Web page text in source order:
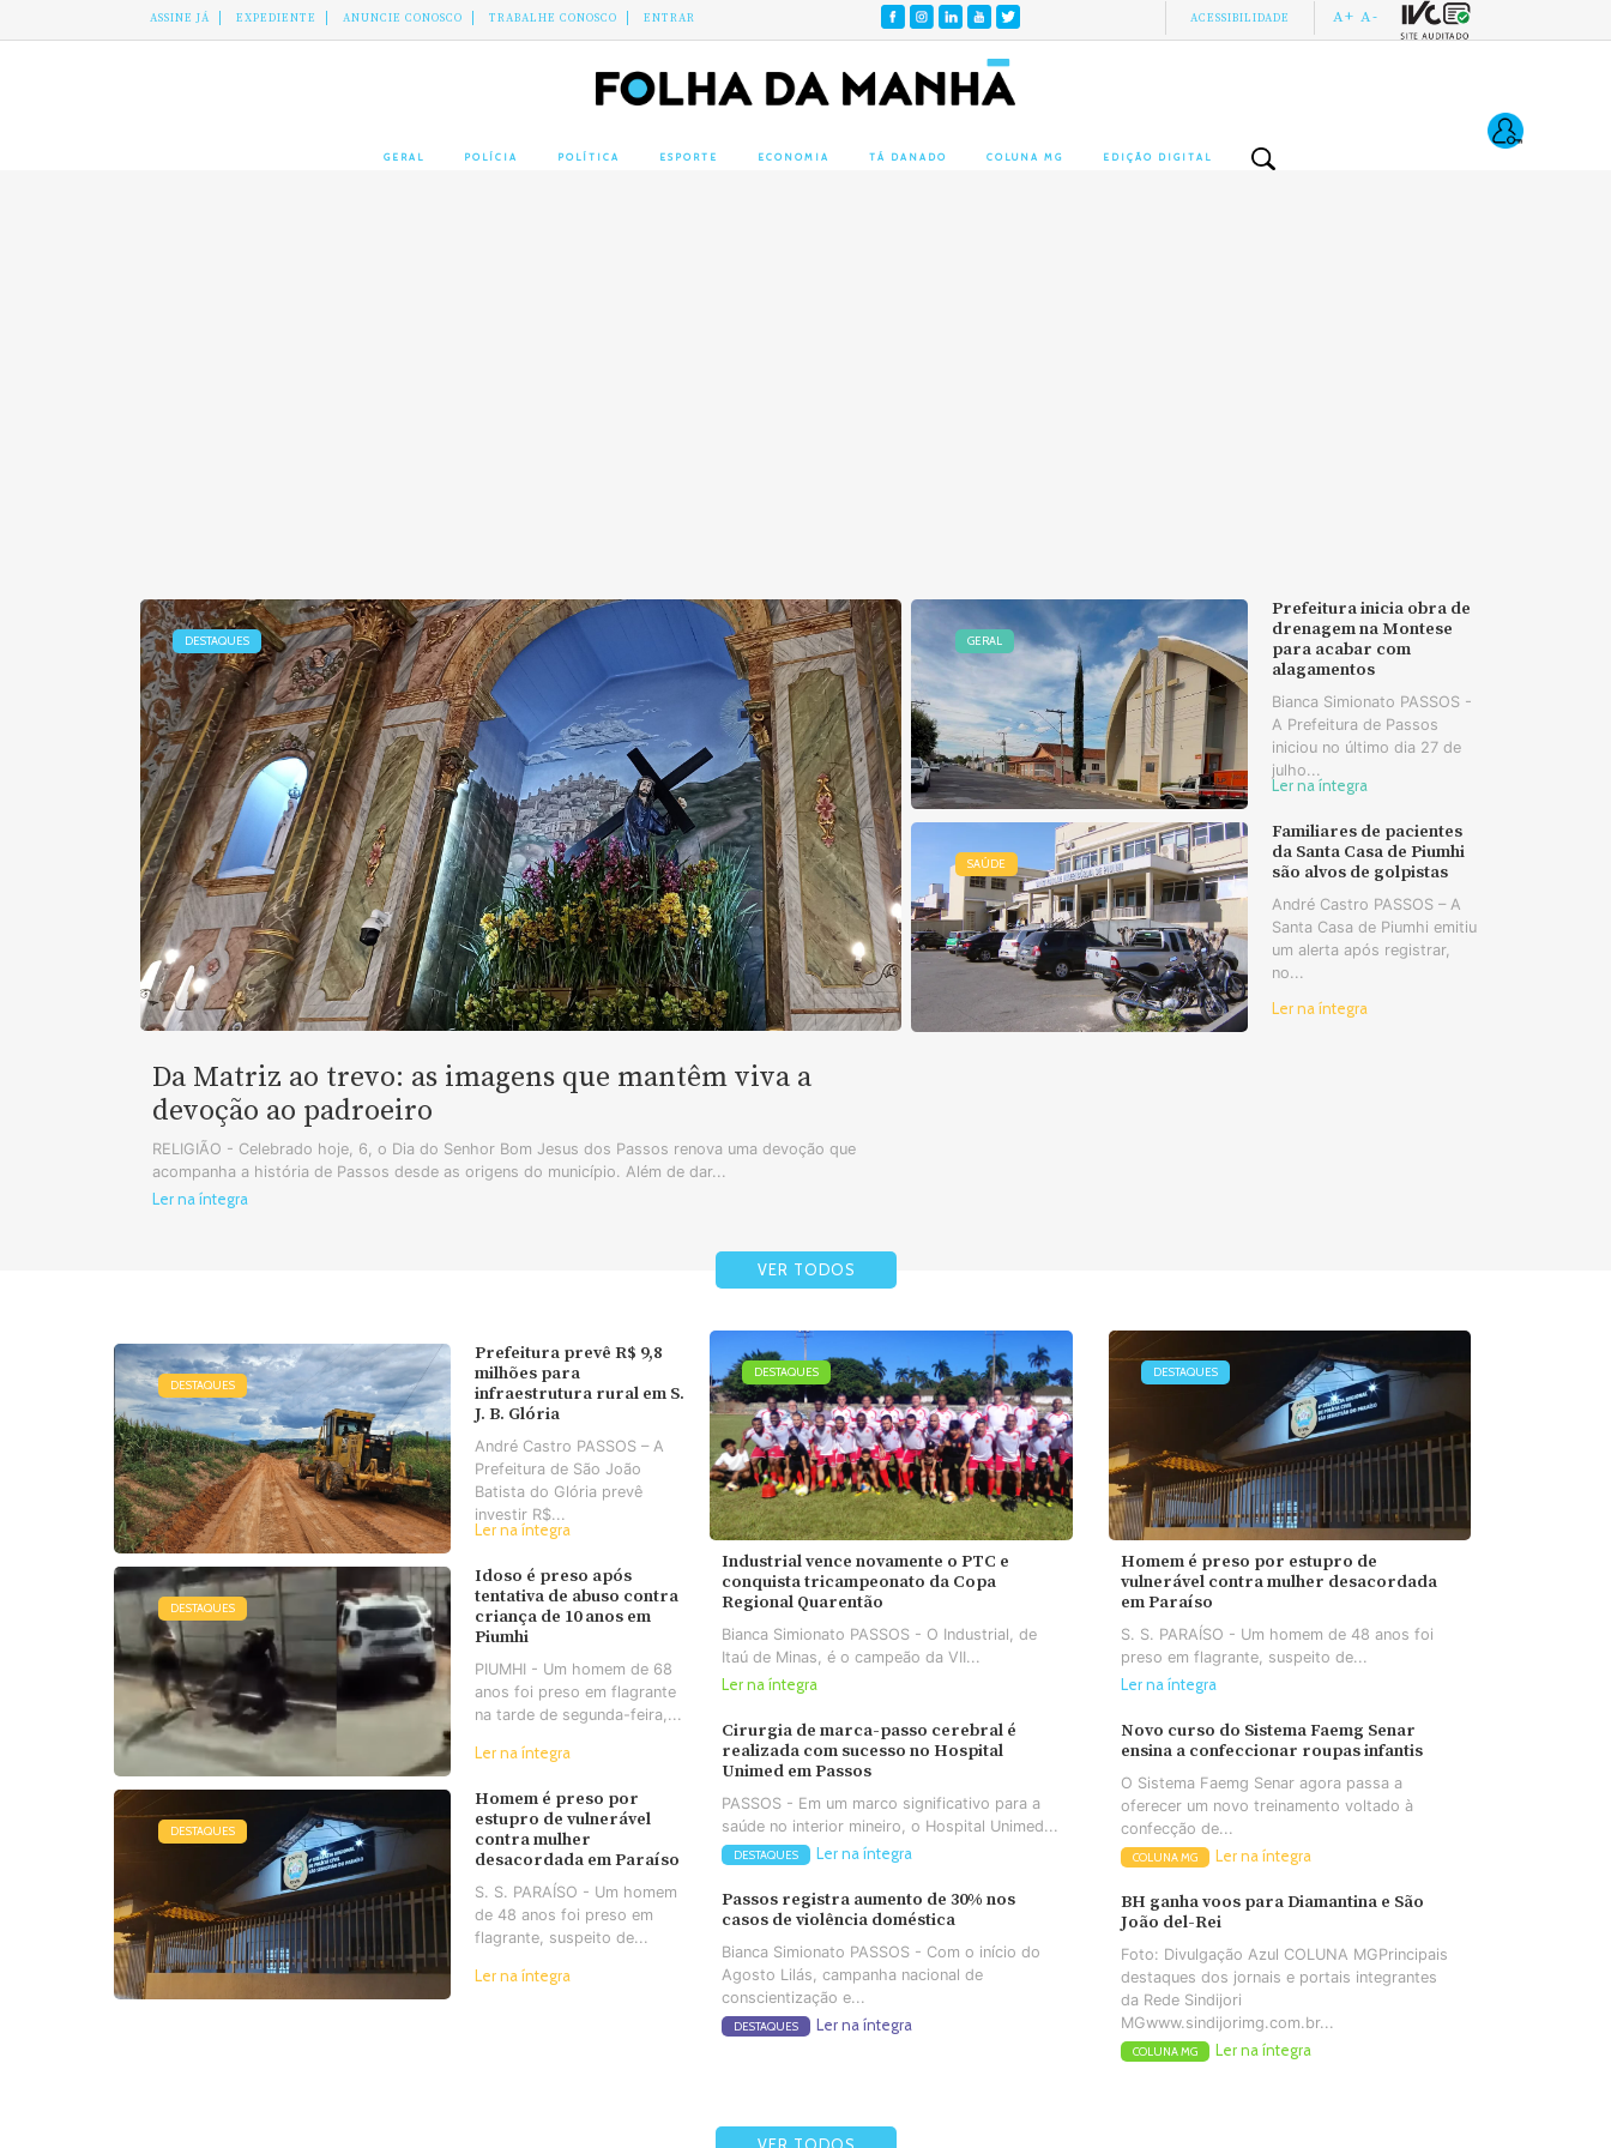
ASSINE JÁ EXPEDIENTE ANUNCIE CONOSCO TRABALHE CONOSCO ENTRAR ACESSIBILIDADE A+ A-
GERAL POLÍCIA POLÍTICA ESPORTE ECONOMIA TÁ DANADO COLUNA MG EDIÇÃO DIGITAL
DESTAQUES
Da Matriz ao trevo: as imagens que mantêm viva a
devoção ao padroeiro
RELIGIÃO - Celebrado hoje, 6, o Dia do Senhor Bom Jesus dos Passos renova uma devoção que
acompanha a história de Passos desde as origens do município. Além de dar...
Ler na íntegra
GERAL
Prefeitura inicia obra de
drenagem na Montese
para acabar com
alagamentos
Bianca Simionato PASSOS -
A Prefeitura de Passos
iniciou no último dia 27 de
julho...
Ler na íntegra
SAÚDE
Familiares de pacientes
da Santa Casa de Piumhi
são alvos de golpistas
André Castro PASSOS – A
Santa Casa de Piumhi emitiu
um alerta após registrar,
no...
Ler na íntegra
VER TODOS
DESTAQUES
Prefeitura prevê R$ 9,8
milhões para
infraestrutura rural em S.
J. B. Glória
André Castro PASSOS – A
Prefeitura de São João
Batista do Glória prevê
investir R$...
Ler na íntegra
DESTAQUES
Idoso é preso após
tentativa de abuso contra
criança de 10 anos em
Piumhi
PIUMHI - Um homem de 68
anos foi preso em flagrante
na tarde de segunda-feira,...
Ler na íntegra
DESTAQUES
Homem é preso por
estupro de vulnerável
contra mulher
desacordada em Paraíso
S. S. PARAÍSO - Um homem
de 48 anos foi preso em
flagrante, suspeito de...
Ler na íntegra
DESTAQUES
Industrial vence novamente o PTC e
conquista tricampeonato da Copa
Regional Quarentão
Bianca Simionato PASSOS - O Industrial, de
Itaú de Minas, é o campeão da VII...
Ler na íntegra
Cirurgia de marca-passo cerebral é
realizada com sucesso no Hospital
Unimed em Passos
PASSOS - Em um marco significativo para a
saúde no interior mineiro, o Hospital Unimed...
DESTAQUES Ler na íntegra
Passos registra aumento de 30% nos
casos de violência doméstica
Bianca Simionato PASSOS - Com o início do
Agosto Lilás, campanha nacional de
conscientização e...
DESTAQUES Ler na íntegra
DESTAQUES
Homem é preso por estupro de
vulnerável contra mulher desacordada
em Paraíso
S. S. PARAÍSO - Um homem de 48 anos foi
preso em flagrante, suspeito de...
Ler na íntegra
Novo curso do Sistema Faemg Senar
ensina a confeccionar roupas infantis
O Sistema Faemg Senar agora passa a
oferecer um novo treinamento voltado à
confecção de...
COLUNA MG Ler na íntegra
BH ganha voos para Diamantina e São
João del-Rei
Foto: Divulgação Azul COLUNA MGPrincipais
destaques dos jornais e portais integrantes
da Rede Sindijori
MGwww.sindijorimg.com.br...
COLUNA MG Ler na íntegra